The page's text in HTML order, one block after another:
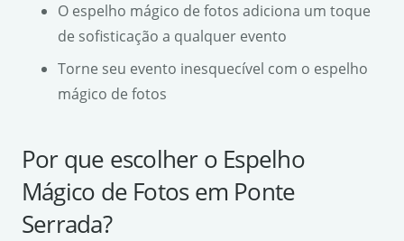
O espelho mágico de fotos adiciona um toque
de sofisticação a qualquer evento
Torne seu evento inesquecível com o espelho
mágico de fotos
Por que escolher o Espelho
Mágico de Fotos em Ponte
Serrada?